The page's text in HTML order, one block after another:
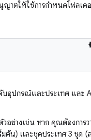
าตให้ใช้การกำหนดโฟลเดอ
บอุปกรณ์และประเทศ และ
ย่างเช่น หาก คุณต้องการว
มต้น) และชุดประเทศ 3 ชุด (